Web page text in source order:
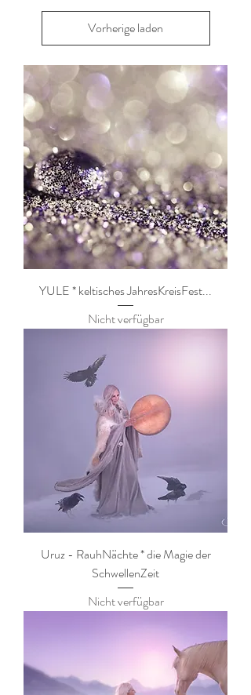
Vorherige laden
YULE * keltisches JahresKreisFest...
Nicht verfügbar
Uruz - RauhNächte * die Magie der
SchwellenZeit
Nicht verfügbar